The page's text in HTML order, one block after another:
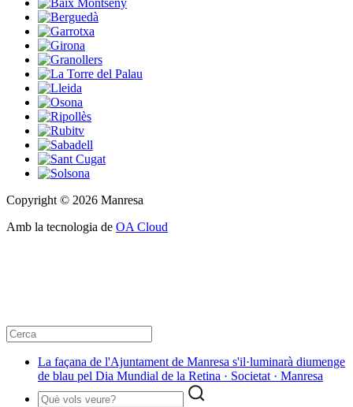
Copyright © 2026 Manresa
Amb la tecnologia de OA Cloud
La façana de l'Ajuntament de Manresa s'il·luminarà diumenge
de blau pel Dia Mundial de la Retina · Societat · Manresa